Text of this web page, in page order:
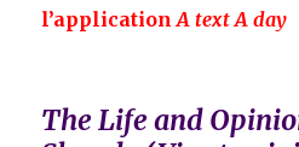
l’applicationA text A day
The Life and